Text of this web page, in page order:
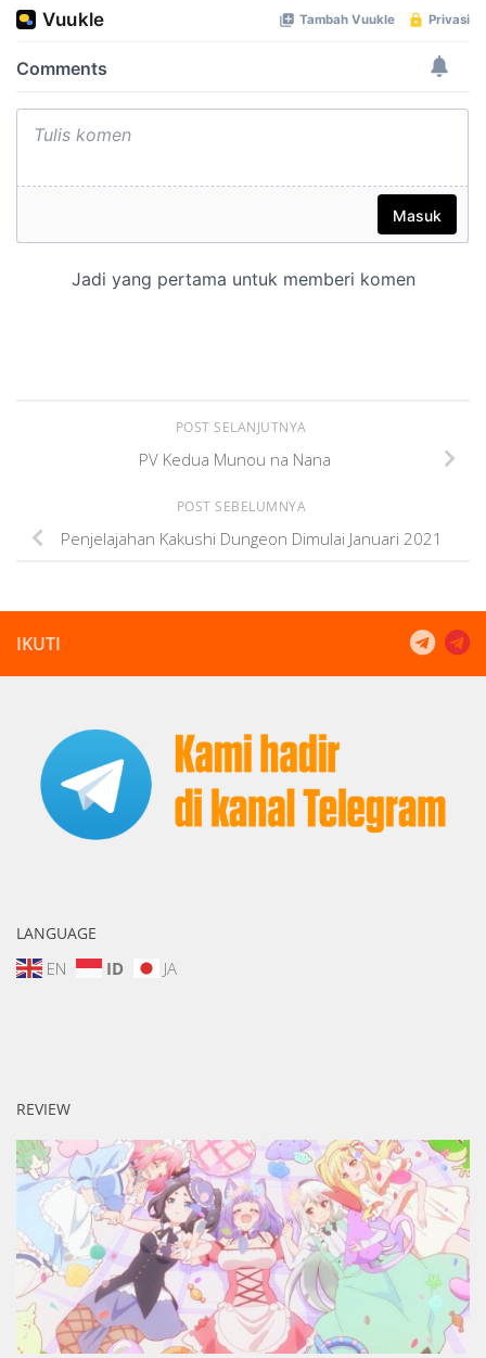
POST SELANJUTNYA
PV Kedua Munou na Nana
POST SEBELUMNYA
Penjelajahan Kakushi Dungeon Dimulai Januari 2021
IKUTI
LANGUAGE
EN ID JA
REVIEW